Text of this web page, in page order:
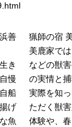
善
き
慢
船
げ
魚
猟師の宿
美鹿家で
などの獣
の実情と
実際を知
ただく獣
体験や、